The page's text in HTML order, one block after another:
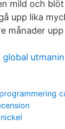
mild och
upp lika
månader upp
global